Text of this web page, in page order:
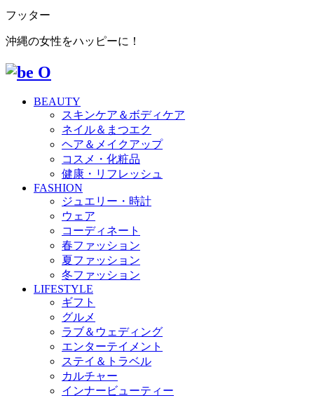
フッター
沖縄の女性をハッピーに！
BEAUTY
スキンケア＆ボディケア
ネイル＆まつエク
ヘア＆メイクアップ
コスメ・化粧品
健康・リフレッシュ
FASHION
ジュエリー・時計
ウェア
コーディネート
春ファッション
夏ファッション
冬ファッション
LIFESTYLE
ギフト
グルメ
ラブ＆ウェディング
エンターテイメント
ステイ＆トラベル
カルチャー
インナービューティー